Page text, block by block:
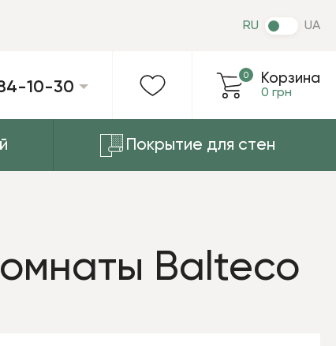
10-30
Корзина
0 грн
0
RU UA
Покрытие для стен
Balteco